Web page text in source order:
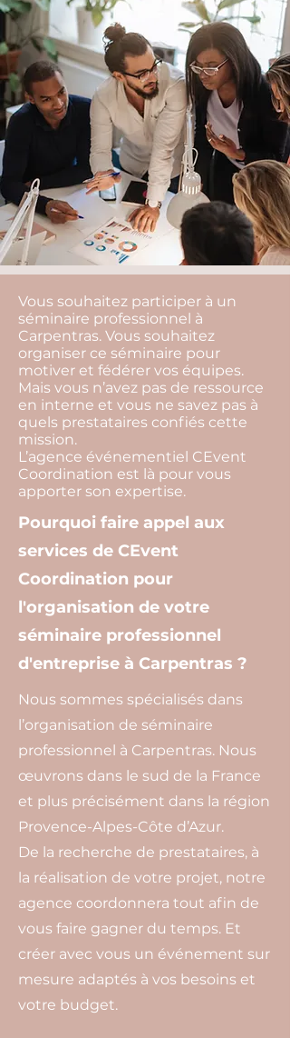
Vous souhaitez participer à un
séminaire professionnel à
Carpentras. Vous souhaitez
organiser ce séminaire pour
motiver et fédérer vos équipes.
Mais vous n’avez pas de ressource
en interne et vous ne savez pas à
quels prestataires confiés cette
mission.
L’agence événementiel CEvent
Coordination est là pour vous
apporter son expertise.
Pourquoi faire appel aux
services de CEvent
Coordination pour
l'organisation de votre
séminaire professionnel
d'entreprise à Carpentras ?
Nous sommes spécialisés dans
l’organisation de séminaire
professionnel à Carpentras. Nous
œuvrons dans le sud de la France
et plus précisément dans la région
Provence-Alpes-Côte d’Azur.
De la recherche de prestataires, à
la réalisation de votre projet, notre
agence coordonnera tout afin de
vous faire gagner du temps. Et
créer avec vous un événement sur
mesure adaptés à vos besoins et
votre budget.